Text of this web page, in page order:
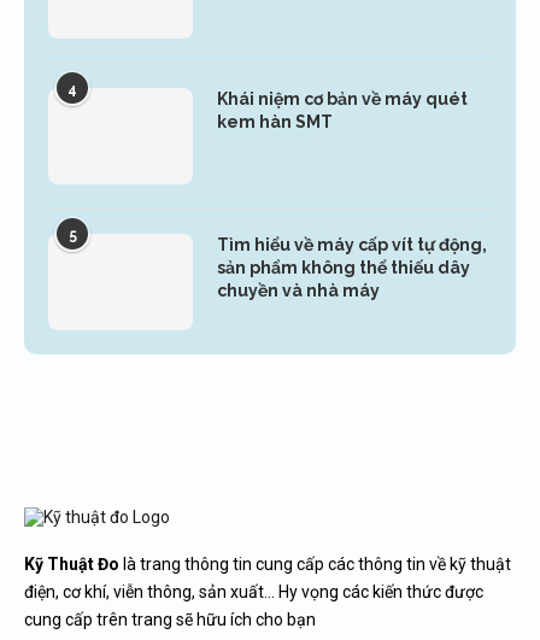
4
Khái niệm cơ bản về máy quét
kem hàn SMT
5
Tìm hiểu về máy cấp vít tự động,
sản phẩm không thể thiếu dây
chuyền và nhà máy
Kỹ Thuật Đo là trang thông tin cung cấp các thông tin về kỹ thuật
điện, cơ khí, viễn thông, sản xuất… Hy vọng các kiến thức được
cung cấp trên trang sẽ hữu ích cho bạn